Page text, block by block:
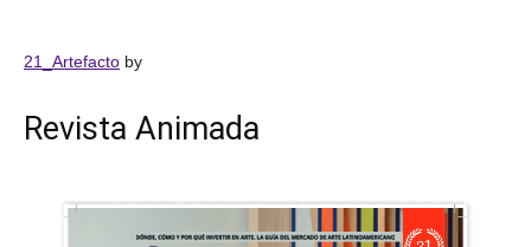
21_Artefacto by
Revista Animada